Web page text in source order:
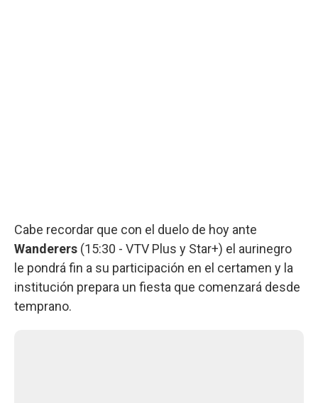
Cabe recordar que con el duelo de hoy ante
Wanderers (15:30 - VTV Plus y Star+) el aurinegro
le pondrá fin a su participación en el certamen y la
institución prepara un fiesta que comenzará desde
temprano.